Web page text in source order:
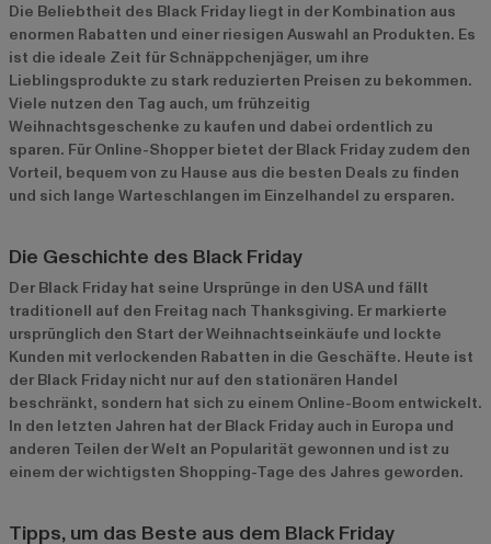
Die Beliebtheit des Black Friday liegt in der Kombination aus
enormen Rabatten und einer riesigen Auswahl an Produkten. Es
ist die ideale Zeit für Schnäppchenjäger, um ihre
Lieblingsprodukte zu stark reduzierten Preisen zu bekommen.
Viele nutzen den Tag auch, um frühzeitig
Weihnachtsgeschenke zu kaufen und dabei ordentlich zu
sparen. Für Online-Shopper bietet der Black Friday zudem den
Vorteil, bequem von zu Hause aus die besten Deals zu finden
und sich lange Warteschlangen im Einzelhandel zu ersparen.
Die Geschichte des Black Friday
Der Black Friday hat seine Ursprünge in den USA und fällt
traditionell auf den Freitag nach Thanksgiving. Er markierte
ursprünglich den Start der Weihnachtseinkäufe und lockte
Kunden mit verlockenden Rabatten in die Geschäfte. Heute ist
der Black Friday nicht nur auf den stationären Handel
beschränkt, sondern hat sich zu einem Online-Boom entwickelt.
In den letzten Jahren hat der Black Friday auch in Europa und
anderen Teilen der Welt an Popularität gewonnen und ist zu
einem der wichtigsten Shopping-Tage des Jahres geworden.
Tipps, um das Beste aus dem Black Friday